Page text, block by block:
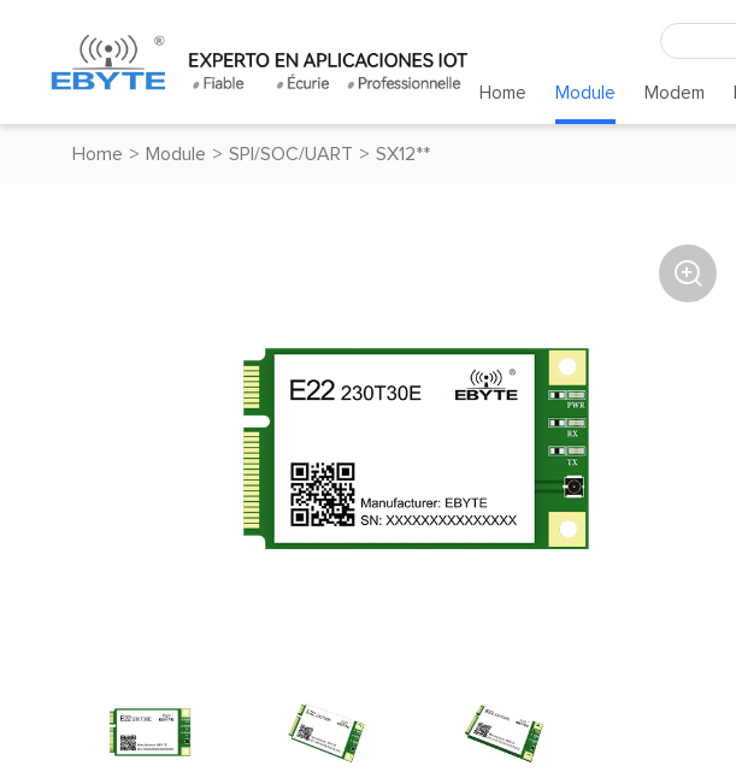
Home Module Modem
Home > Module > SPI/SOC/UART > SX12**
